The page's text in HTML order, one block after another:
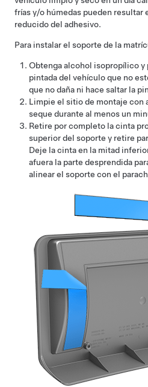
frías y/o húmedas pueden resultar
reducido del adhesivo.
Para instalar el soporte de la
Obtenga alcohol isopropílico
pintada del vehículo que no
que no daña ni hace saltar la
Limpie el sitio de montaje con
seque durante al menos un
Retire por completo la cinta
superior del soporte y retire
Deje la cinta en la mitad
afuera la parte desprendida
alinear el soporte con el